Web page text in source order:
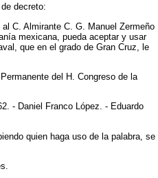
decreto:
C. Almirante C. G. Manuel Zermeño
mexicana, pueda aceptar y usar
que en el grado de Gran Cruz, le
del H. Congreso de la
- Daniel Franco López. - Eduardo
quien haga uso de la palabra, se